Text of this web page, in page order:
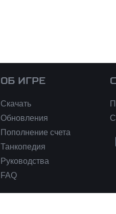
ОБ ИГРЕ
Скачать
Обновления
Пополнение счета
Танкопедия
Руководства
FAQ